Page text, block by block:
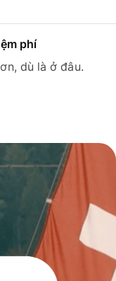
phí
dù là ở đâu.